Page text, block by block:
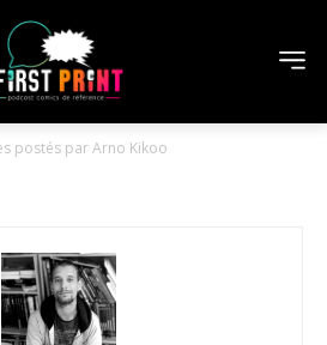
postés par Arno Kikoo